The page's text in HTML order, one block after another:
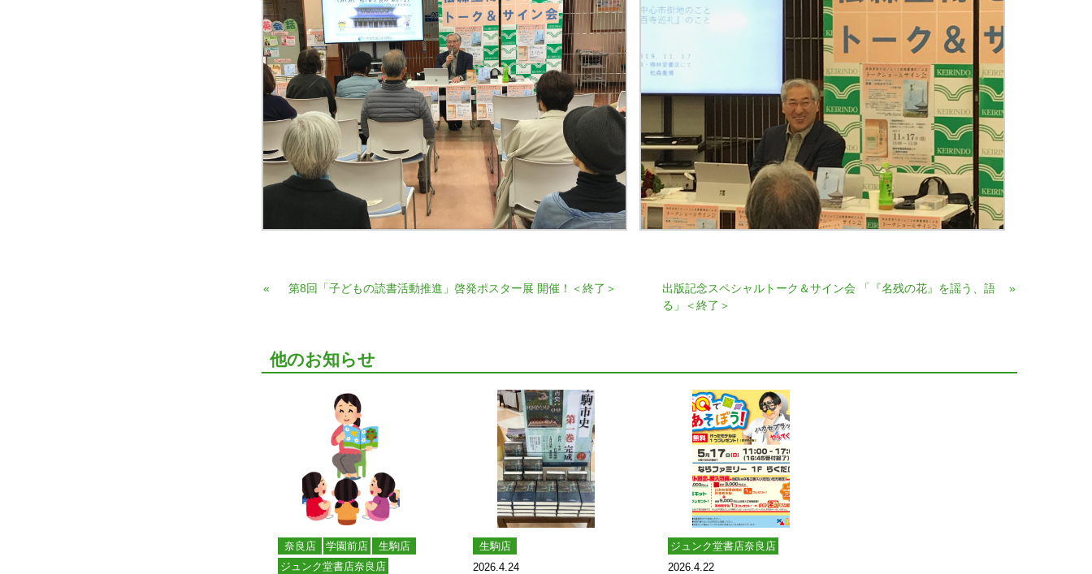
« 第8回「子どもの読書活動推進」啓発ポスター展 開催！＜終了＞
出版記念スペシャルトーク＆サイン会 「『名残の花』を謡う、語
る」＜終了＞
»
他のお知らせ
奈良店 学園前店
生駒店
ジュンク堂書店奈良店
生駒店
2026.4.24
ジュンク堂書店奈良店
2026.4.22